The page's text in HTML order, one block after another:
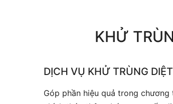
KHỬ
DỊCH VỤ KHỬ TRÙNG
Góp phần hiệu quả trong